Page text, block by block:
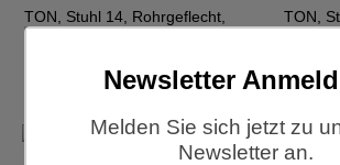
TON, Stuhl 14, Rohrgeflecht,
TON,
Newsletter
Melden Sie sich jetzt zu
Newsletter an.